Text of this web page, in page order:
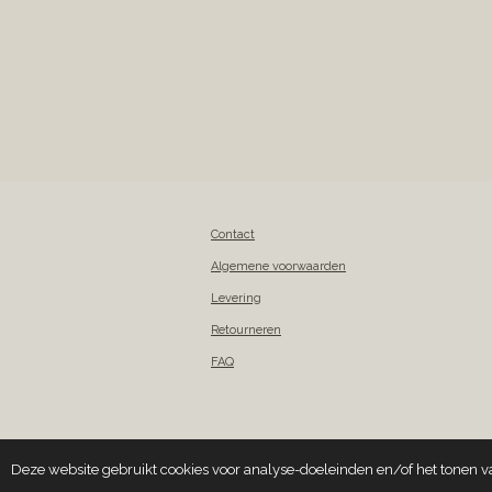
Deze website gebruikt cookies voor analyse-doeleinden en/of het tonen
Contact
Algemene voorwaarden
Levering
Retourneren
FAQ